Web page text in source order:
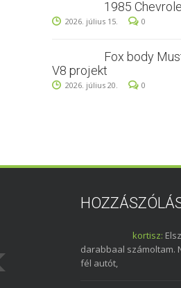
1985
2026. július 15. 0
Fox body
V8 projekt
2026. július 20. 0
kortisz:
darabbaal számoltam.
fél autót,